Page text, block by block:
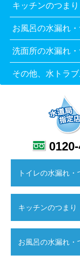
キッチンのつま
お風呂の水漏れ
洗面所の水漏れ
その他、水トラ
トイレの水漏れ
キッチンのつまり
お風呂の水漏れ・